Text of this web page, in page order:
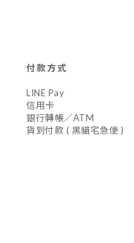
付款方式
LINE Pay
信用卡
銀行轉帳／ATM
貨到付款 ( 黑貓宅急便 )